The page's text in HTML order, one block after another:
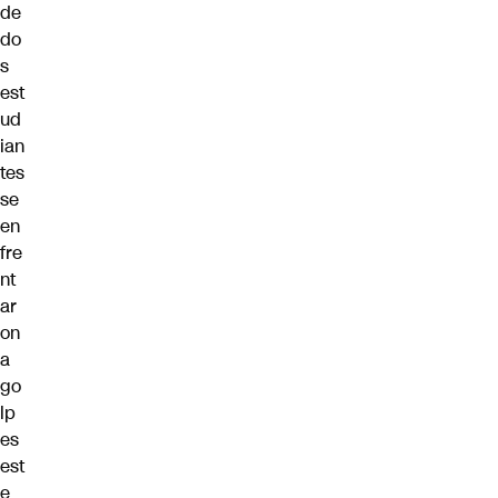
de
do
s
est
ud
ian
tes
se
en
fre
nt
ar
on
a
go
lp
es
est
e